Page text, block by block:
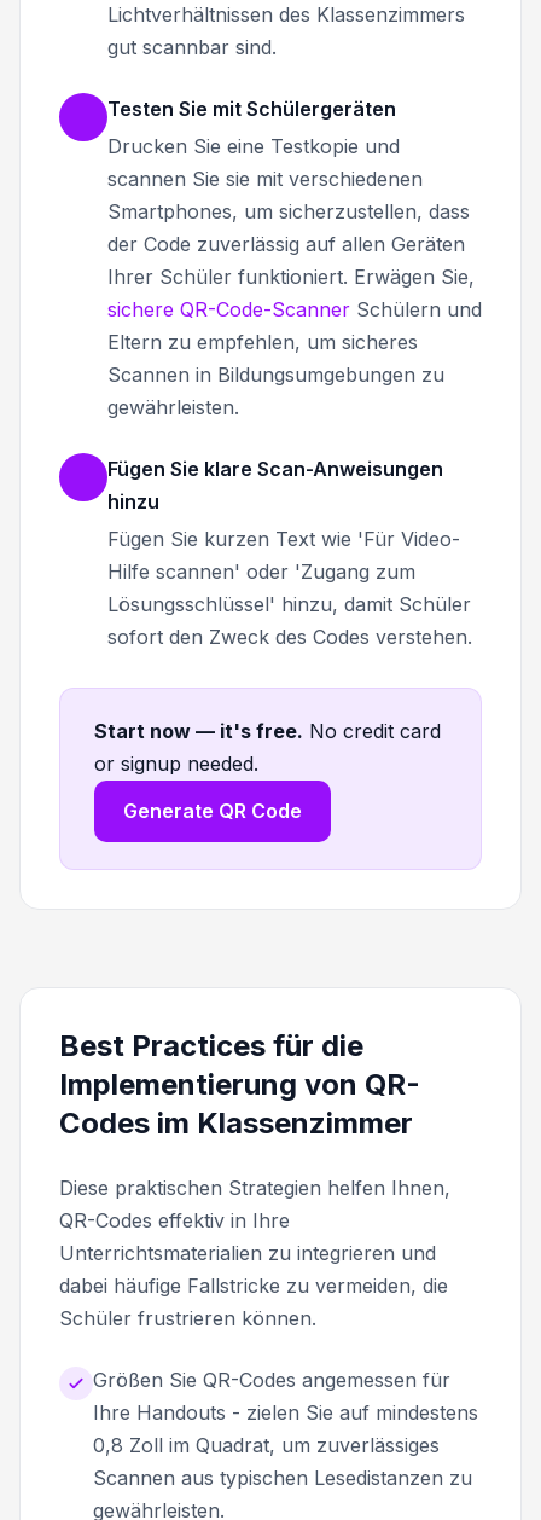
Lichtverhältnissen des Klassenzimmers
gut scannbar sind.
Testen Sie mit Schülergeräten
Drucken Sie eine Testkopie und
scannen Sie sie mit verschiedenen
Smartphones, um sicherzustellen, dass
der Code zuverlässig auf allen Geräten
Ihrer Schüler funktioniert. Erwägen Sie,
sichere QR-Code-Scanner Schülern und
Eltern zu empfehlen, um sicheres
Scannen in Bildungsumgebungen zu
gewährleisten.
Fügen Sie klare Scan-Anweisungen
hinzu
Fügen Sie kurzen Text wie 'Für Video-
Hilfe scannen' oder 'Zugang zum
Lösungsschlüssel' hinzu, damit Schüler
sofort den Zweck des Codes verstehen.
Start now — it's free. No credit card
or signup needed.
Generate QR Code
Best Practices für die
Implementierung von QR-
Codes im Klassenzimmer
Diese praktischen Strategien helfen Ihnen,
QR-Codes effektiv in Ihre
Unterrichtsmaterialien zu integrieren und
dabei häufige Fallstricke zu vermeiden, die
Schüler frustrieren können.
Größen Sie QR-Codes angemessen für
Ihre Handouts - zielen Sie auf mindestens
0,8 Zoll im Quadrat, um zuverlässiges
Scannen aus typischen Lesedistanzen zu
gewährleisten.